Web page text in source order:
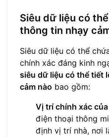
Siêu dữ liệu có
thông tin nhạy
Siêu dữ liệu có thể
chính xác đáng kinh
siêu dữ liệu có thể tiết
cảm nào bao gồm:
Vị trí chính xác
điện thoại thông
định vị trí nhà, nơi